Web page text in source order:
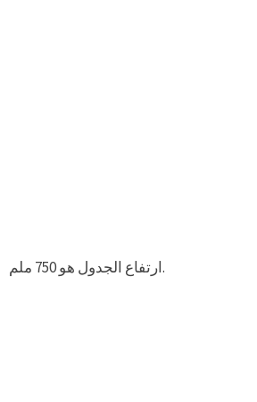
ارتفاع الجدول هو 750 ملم.